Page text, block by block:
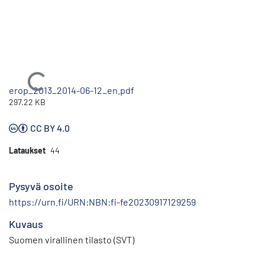
Ladataan...
erop_2013_2014-06-12_en.pdf
297.22 KB
CC BY 4.0
Lataukset 44
Pysyvä osoite
https://urn.fi/URN:NBN:fi-fe20230917129259
Kuvaus
Suomen virallinen tilasto (SVT)